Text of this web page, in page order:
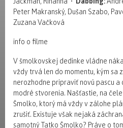
Peter Makranský, Dušan Szabo,
Zuzana Vačková
info o filme
V šmolkovskej dedinke vládne
vždy trvá len do momentu, kým sa
nerozhodne pripraviť novú pascu
modré stvorenia. Našťastie, na
Šmolko, ktorý má vždy v zálohe
zrušiť. Existuje však nejaká
samotný Tatko Šmolko? Práve o